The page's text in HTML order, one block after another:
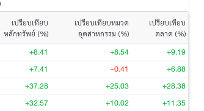
เปรียบเทียบ
หลักทรัพย์ (%)
เปรียบเทียบหมวด
อุตสาหกรรม (%)
เปรียบเทียบ
ตลาด (%)
+8.41 +8.54 +9.19
+7.41 -0.41 +6.88
+37.28 +25.03 +28.38
+32.57 +10.02 +11.35